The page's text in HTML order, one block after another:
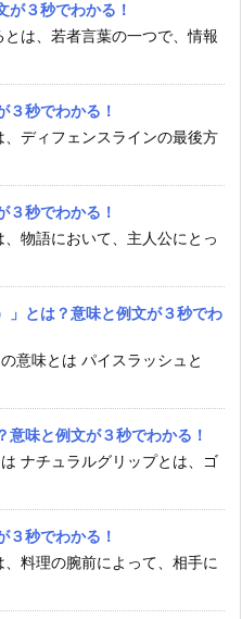
が３秒でわかる！
とは、若者言葉の一つで、情報
３秒でわかる！
、ディフェンスラインの最後方
３秒でわかる！
、物語において、主人公にとっ
」とは？意味と例文が３秒でわ
意味とは パイスラッシュと
意味と例文が３秒でわかる！
ナチュラルグリップとは、ゴ
３秒でわかる！
、料理の腕前によって、相手に